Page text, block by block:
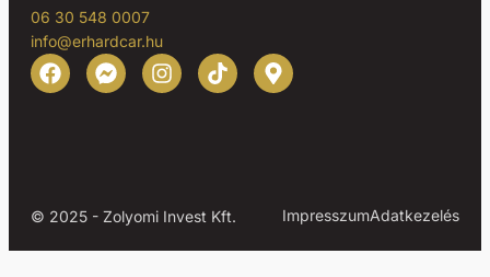
06 30 548 0007
info@erhardcar.hu
© 2025 - Zolyomi Invest Kft. ImpresszumAdatkezelés